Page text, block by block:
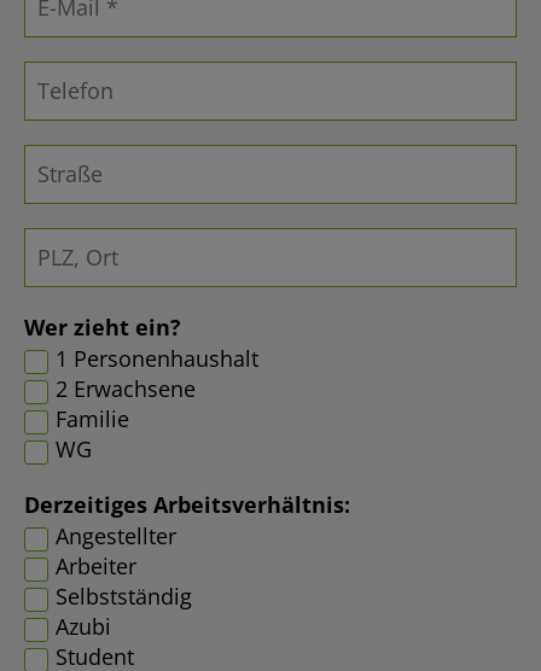
Wer zieht ein?
1 Personenhaushalt
2 Erwachsene
Familie
WG
Derzeitiges Arbeitsverhältnis:
Angestellter
Arbeiter
Selbstständig
Azubi
Student